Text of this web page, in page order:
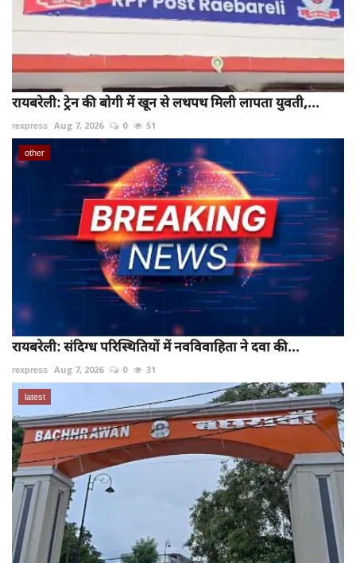
रायबरेली: ट्रेन की बोगी में खून से लथपथ मिली लापता युवती,...
rexpress Aug 7, 2026 0 51
other
रायबरेली: संदिग्ध परिस्थितियों में नवविवाहिता ने दवा की...
rexpress Aug 7, 2026 0 31
latest